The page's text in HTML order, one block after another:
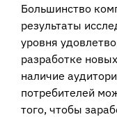
Большинство
результаты
уровня
разработке
наличие
потребителей
того, чтобы